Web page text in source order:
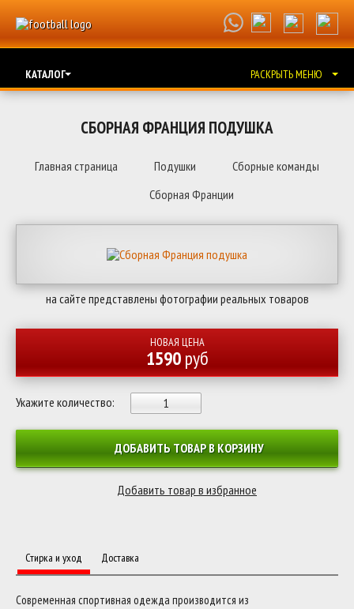
КАТАЛОГ РАСКРЫТЬ МЕНЮ
СБОРНАЯ ФРАНЦИЯ ПОДУШКА
Главная страница Подушки
Сборные команды
Сборная Франции
на сайте представлены фотографии реальных товаров
НОВАЯ ЦЕНА
1590руб
Укажите количество:
ДОБАВИТЬ ТОВАР В КОРЗИНУ
Стирка и уход Доставка
Современная спортивная одежда производится из